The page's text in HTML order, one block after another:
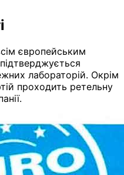
європейським
лабораторій. Окрім
проходить ретельну